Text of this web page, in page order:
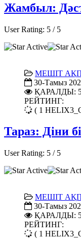
Жамбыл:
User Rating: 5 / 5
МЕШІТ
30-Тамыз
ҚАРАЛДЫ:
РЕЙТИНГ:
( 1
Тараз: Діни
User Rating: 5 / 5
МЕШІТ
30-Тамыз
ҚАРАЛДЫ:
РЕЙТИНГ:
( 1